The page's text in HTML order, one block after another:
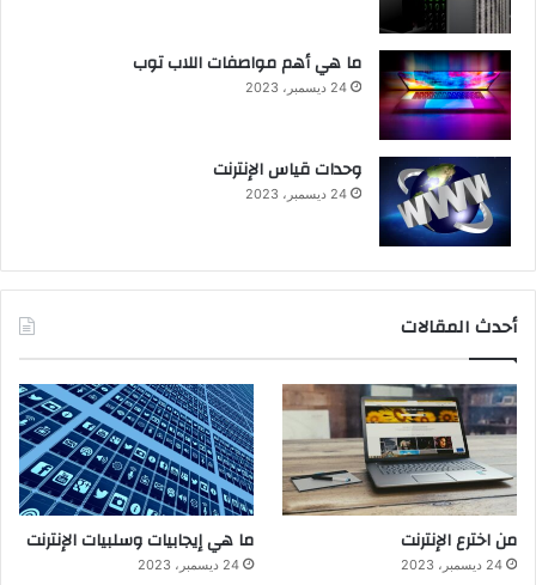
ما هي أهم مواصفات اللاب توب
24 ديسمبر، 2023
وحدات قياس الإنترنت
24 ديسمبر، 2023
أحدث المقالات
من اخترع الإنترنت
24 ديسمبر، 2023
ما هي إيجابيات وسلبيات الإنترنت
24 ديسمبر، 2023